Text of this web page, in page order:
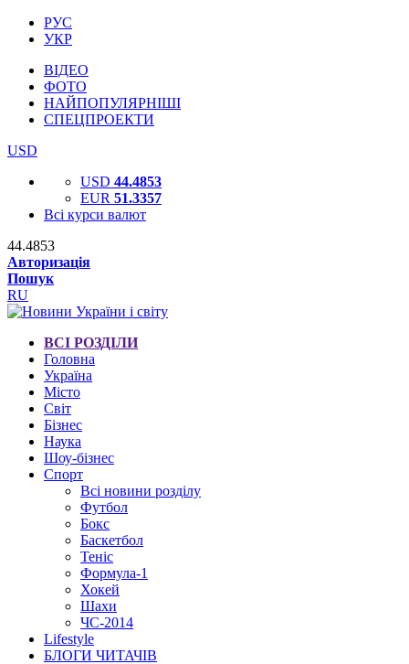
РУС
УКР
ВІДЕО
ФОТО
НАЙПОПУЛЯРНІШІ
СПЕЦПРОЕКТИ
USD
USD 44.4853
EUR 51.3357
Всі курси валют
44.4853
Авторизація
Пошук
RU
ВСІ РОЗДІЛИ
Головна
Україна
Місто
Світ
Бізнес
Наука
Шоу-бізнес
Спорт
Всі новини розділу
Футбол
Бокс
Баскетбол
Теніс
Формула-1
Хокей
Шахи
ЧС-2014
Lifestyle
БЛОГИ ЧИТАЧІВ